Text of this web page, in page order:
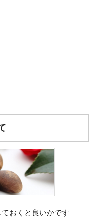
おくと良いかです